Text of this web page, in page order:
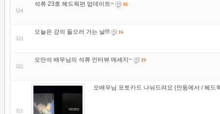
524
석류 23호 헤드윅편 업데이트~ 16
523
오늘은 강의 들으러 가는 날!!! 16
522
오만석 배우님의 석류 인터뷰 메세지~ 19
521
오배우님 포토카드 나눠드려요 (안동에서 / 헤드